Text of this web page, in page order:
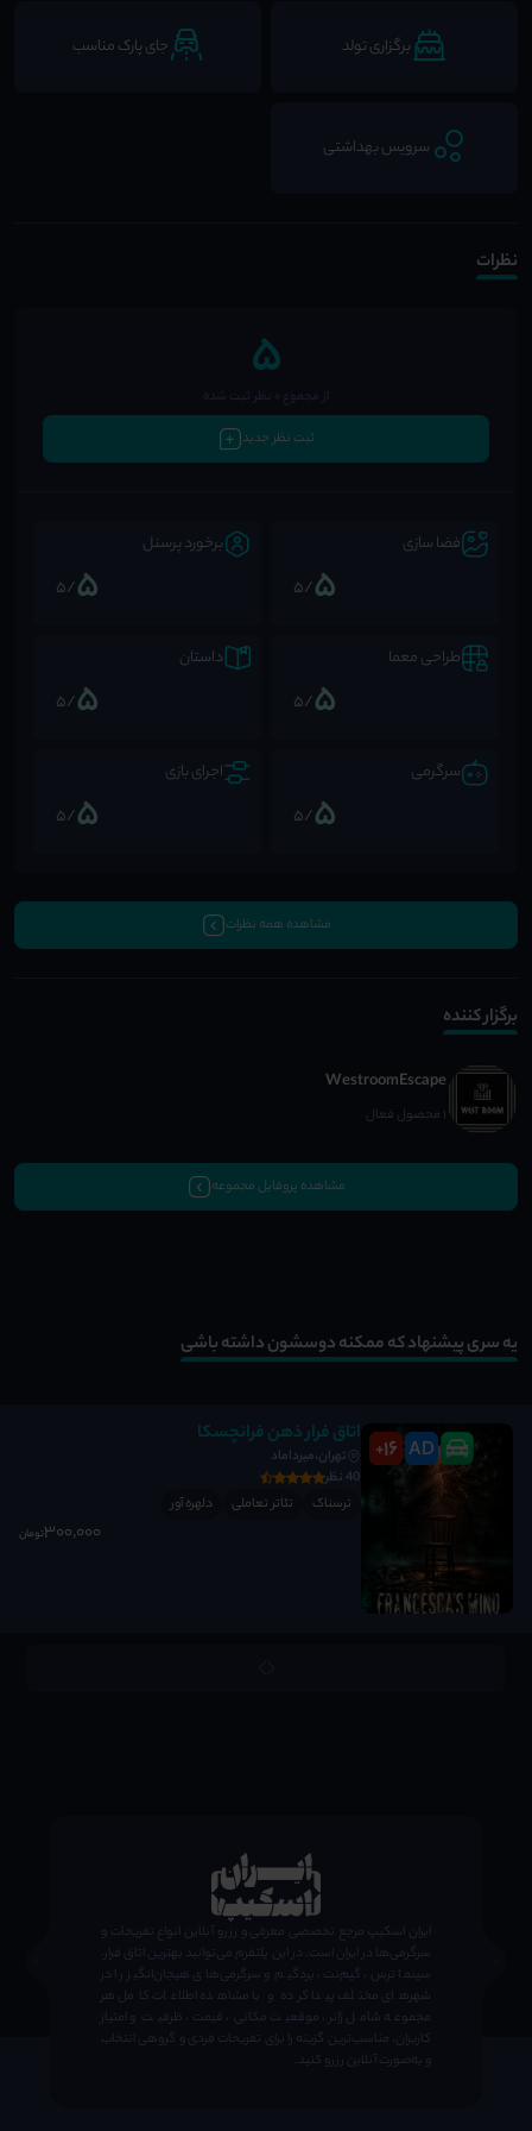
برگزاری تولد جای پارک مناسب
سرویس بهداشتی
نظرات
5از مجموع 0 نظر ثبت شده
ثبت نظر جدید
فضا سازی
5
/5
برخورد پرسنل
5
/5
طراحی معما
5
/5
داستان
5
/5
سرگرمی
5
/5
اجرای بازی
5
/5
مشاهده همه نظرات
برگزار کننده
WestroomEscape
1 محصول فعال
مشاهده پروفایل مجموعه
یه سری پیشنهاد که ممکنه دوسشون داشته باشی
AD
16
+
اتاق فرار ذهن فرانچسکا
تهران،میرداماد
40 نظر
ترسناک
تئاتر تعاملی دلهره آور
300٬000تومان
ایران اسکیپ مرجع تخصصی معرفی و رزرو آنلاین انواع تفریحات و
سرگرمی‌ها در ایران است. در این پلتفرم می‌توانید بهترین اتاق فرار،
سینما ترس، گیم‌نت، بردگیم و سرگرمی‌های هیجان‌انگیز را در
شهرهای مختلف پیدا کرده و با مشاهده اطلاعات کامل هر
مجموعه شامل ژانر، موقعیت مکانی، قیمت، ظرفیت و امتیاز
کاربران، مناسب‌ترین گزینه را برای تفریحات فردی و گروهی انتخاب
و به‌صورت آنلاین رزرو کنید.